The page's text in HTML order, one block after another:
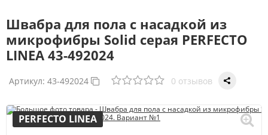
Швабра для пола с насадкой из
микрофибры Solid серая PERFECTO
LINEA 43-492024
Артикул: 43-492024 0 отзывов
PERFECTO LINEA